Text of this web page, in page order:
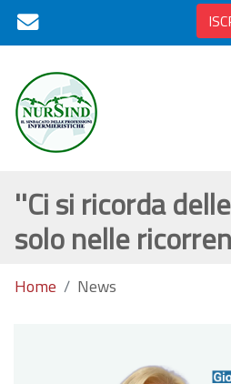
''Ci si ricorda
solo nelle
Home News